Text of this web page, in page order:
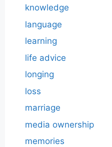
knowledge
language
learning
life advice
longing
loss
marriage
media ownership
memories